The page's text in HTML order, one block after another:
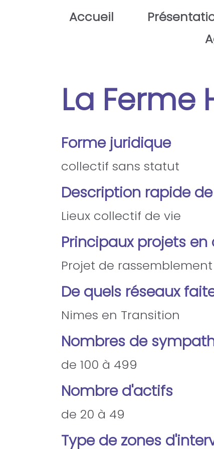
Aller au contenu principal
Accueil
La Ferme
Forme juridique
collectif sans statut
Description rapide
Lieux collectif de vie
Principaux projets en
Projet de
De quels réseaux
Nimes en Transition
Nombres de
de 100 à 499
Nombre d'actifs
de 20 à 49
Type de zones